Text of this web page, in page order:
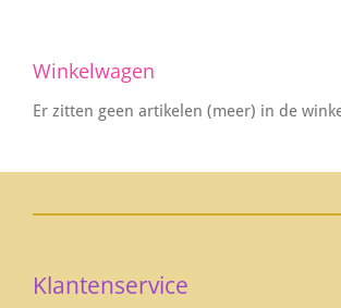
Winkelwagen
Er zitten geen artikelen (meer) in de
Klantenservice